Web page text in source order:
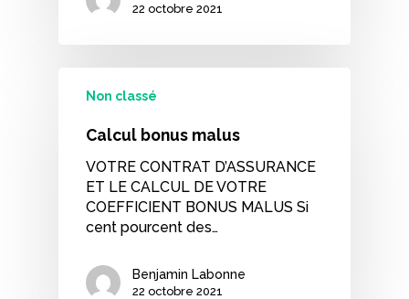
22 octobre 2021
Non classé
Calcul bonus malus
VOTRE CONTRAT D’ASSURANCE
ET LE CALCUL DE VOTRE
COEFFICIENT BONUS MALUS Si
cent pourcent des…
Benjamin Labonne
22 octobre 2021